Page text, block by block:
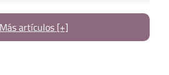
Más artículos [+]